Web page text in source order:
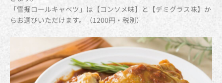
「雪掘ロールキャベツ」は【コンソメ味】と【デミグラス味】か
らお選びいただけます。（1200円・税別）